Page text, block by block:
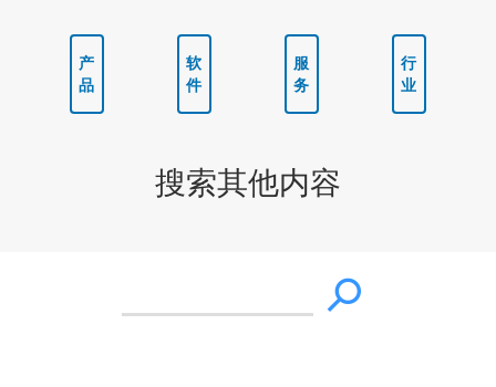
产
品
软
件
服
务
行
业
搜索其他内容